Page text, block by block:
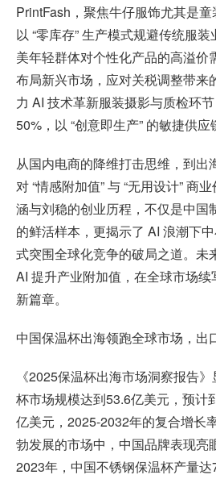
PrintFash，聚焦牛仔服饰尤其是童
以 “零库存” 生产模式规避传统服
美年轻群体对个性化产品的高溢价
布局新兴市场，应对关税调整带来
力 AI 技术革新服装摄影与质检环
50%，以 “创意即生产” 的敏捷供应
从国内电商的降维打击思维，到出
对 “情感附加值” 与 “无用设计” 商
涵与刘稳的创业历程，不仅是中国
的鲜活样本，更揭示了 AI 浪潮下
式突围全球化竞争的破局之道。未
AI 提升产业附加值，在全球市场续
新篇章。
中国保温杯出海领跑全球市场，出
《2025保温杯出海市场洞察报告
杯市场规模达到53.6亿美元，预计
亿美元，2025-2032年的复合增长
勃发展的市场中，中国品牌表现亮
2023年，中国不锈钢保温杯产量